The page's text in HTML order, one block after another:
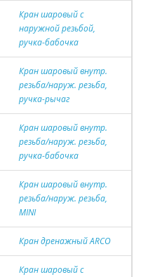
Кран шаровый с
наружной резьбой,
ручка-бабочка
Кран шаровый внутр.
резьба/наруж. резьба,
ручка-рычаг
Кран шаровый внутр.
резьба/наруж. резьба,
ручка-бабочка
Кран шаровый внутр.
резьба/наруж. резьба,
MINI
Кран дренажный ARCO
Кран шаровый с